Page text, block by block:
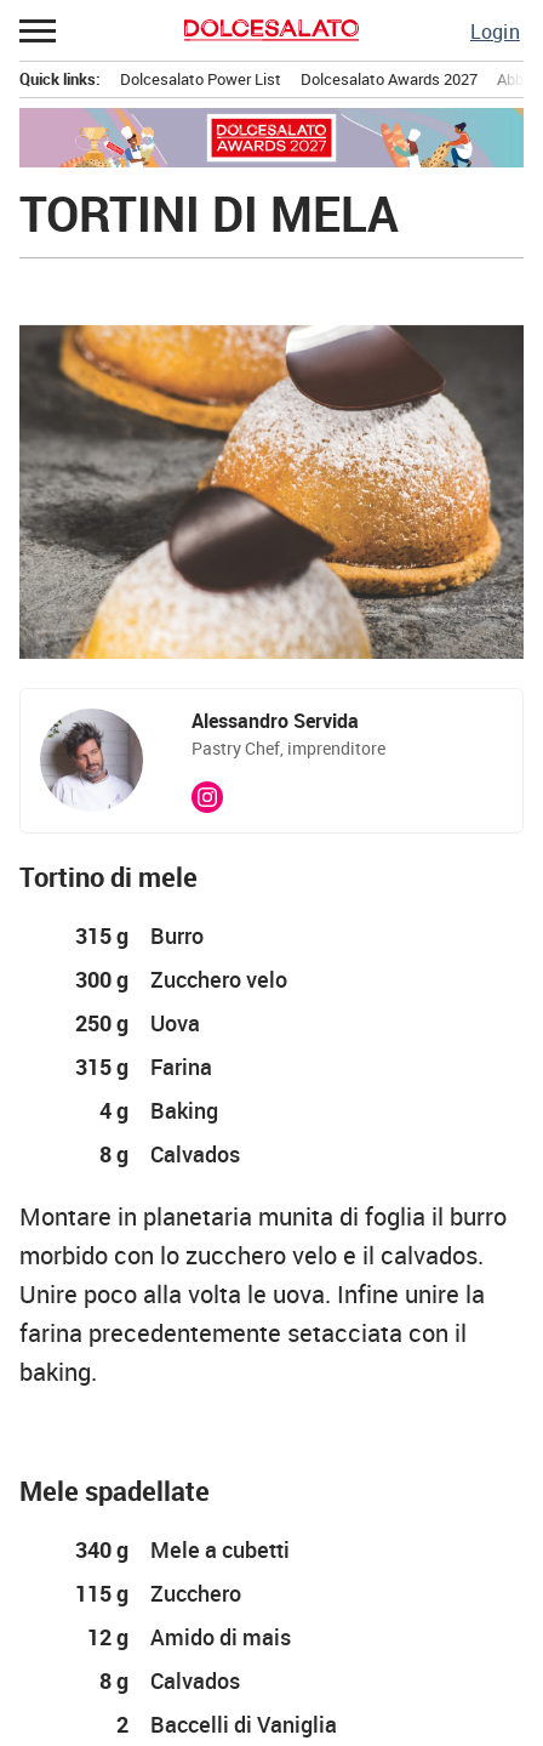
Passa
al
contenuto
Login
principale
Quick links: Dolcesalato Power List Dolcesalato Awards 2027
TORTINI DI MELA
Alessandro Servida
Pastry Chef, imprenditore
Tortino di mele
315 g
Burro
300 g
Zucchero velo
250 g
Uova
315 g
Farina
4 g
Baking
8 g
Calvados
Montare in planetaria munita di foglia il burro
morbido con lo zucchero velo e il calvados.
Unire poco alla volta le uova. Infine unire la
farina precedentemente setacciata con il
baking.
Mele spadellate
340 g
Mele a cubetti
115 g
Zucchero
12 g
Amido di mais
8 g
Calvados
2
Baccelli di Vaniglia